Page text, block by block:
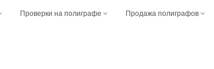
Проверки на полиграфе Продажа полиграфов